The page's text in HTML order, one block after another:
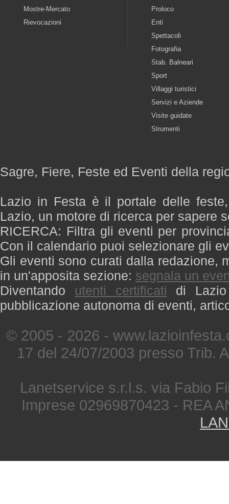
Mostre-Mercato
Rievocazioni
Proloco
Enti
Spettacoli
Fotografia
Stab. Balneari
Sport
Villaggi turistici
Servizi e Aziende
Visite guidate
Strumenti
Sagre, Fiere, Feste ed Eventi della
Lazio in Festa è il portale delle
Lazio, un motore di ricerca per sapere
RICERCA: Filtra gli eventi per
Con il calendario puoi selezionare gli
Gli eventi sono curati dalla redazione,
in un'apposita sezione: segnala un
Diventando utenti certificati di
pubblicazione autonoma di eventi,
© 2005 - 2026 -
17 del 24/07/2003 presso Trib.
Lanetservice s.r.l.s. via Fabio
Imprese 02969870423 - REA